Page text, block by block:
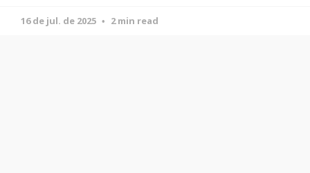
16 de jul. de 2025 2 min read